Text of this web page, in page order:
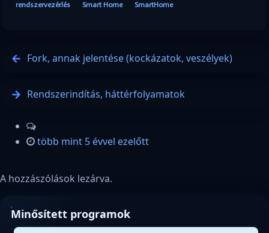
rendszervezérlés Smart Home SmartHome
Fork, annak jelentése (kockázatok, veszélyek)
Rendszerindítás, háttérfolyamatok
több mint 5 évvel ezelőtt
A hozzászólások lezárva.
Minősített programok